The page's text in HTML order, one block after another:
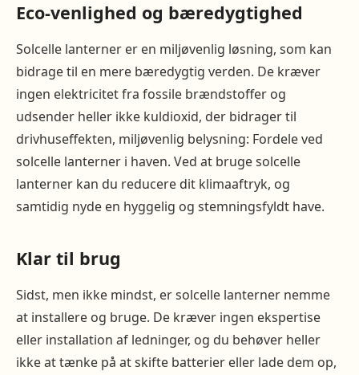
Eco-venlighed og bæredygtighed
Solcelle lanterner er en miljøvenlig løsning, som kan
bidrage til en mere bæredygtig verden. De kræver
ingen elektricitet fra fossile brændstoffer og
udsender heller ikke kuldioxid, der bidrager til
drivhuseffekten, miljøvenlig belysning: Fordele ved
solcelle lanterner i haven. Ved at bruge solcelle
lanterner kan du reducere dit klimaaftryk, og
samtidig nyde en hyggelig og stemningsfyldt have.
Klar til brug
Sidst, men ikke mindst, er solcelle lanterner nemme
at installere og bruge. De kræver ingen ekspertise
eller installation af ledninger, og du behøver heller
ikke at tænke på at skifte batterier eller lade dem op,